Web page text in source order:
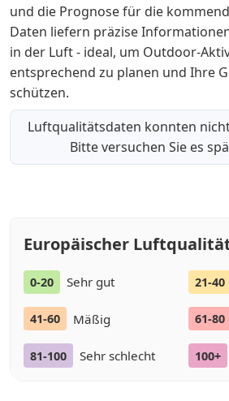
und die Prognose für die
Daten liefern präzise
in der Luft - ideal, um Outdoor-
entsprechend zu planen und Ihre
schützen.
Luftqualitätsdaten konnten
Bitte versuchen Sie es
Europäischer
0-20 Sehr gut 21-40
41-60 Mäßig 61-80
81-100 Sehr schlecht 100+